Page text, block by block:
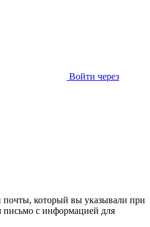
Войти через
почты, который вы указывали при
с информацией для